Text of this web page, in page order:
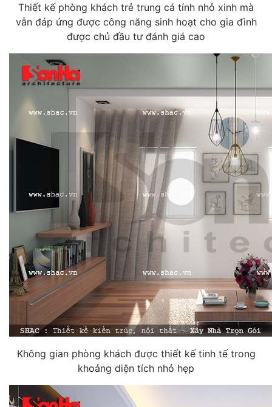
Thiết kế phòng khách trẻ trung cá tính nhỏ xinh mà
vẫn đáp ứng được công năng sinh hoạt cho gia đình
được chủ đầu tư đánh giá cao
Không gian phòng khách được thiết kế tinh tế trong
khoảng diện tích nhỏ hẹp